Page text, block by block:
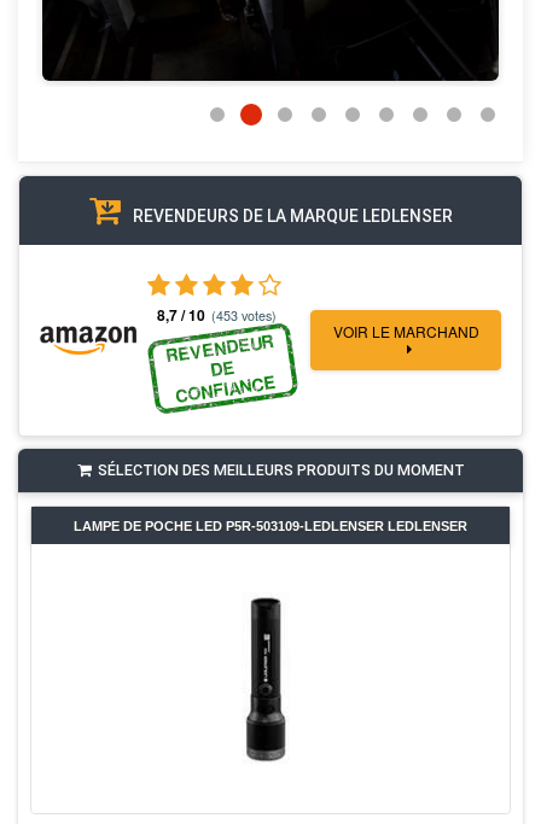
REVENDEURS DE LA MARQUE LEDLENSER
8,7 / 10 (453 votes)
REVENDEUR
DE
CONFIANCE
VOIR LE MARCHAND
SÉLECTION DES MEILLEURS PRODUITS DU MOMENT
LAMPE DE POCHE LED P5R-503109-LEDLENSER LEDLENSER